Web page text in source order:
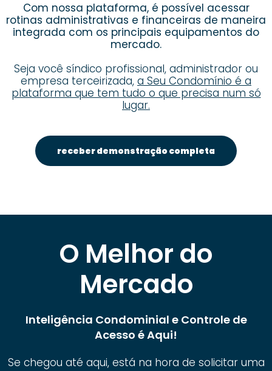
Com nossa plataforma, é possível acessar
rotinas administrativas e financeiras de maneira
integrada com os principais equipamentos do
mercado.
Seja você síndico profissional, administrador ou
empresa terceirizada, a Seu Condomínio é a
plataforma que tem tudo o que precisa num só
lugar.
receber demonstração completa
O Melhor do
Mercado
Inteligência Condominial e Controle de
Acesso é Aqui!
Se chegou até aqui, está na hora de solicitar uma